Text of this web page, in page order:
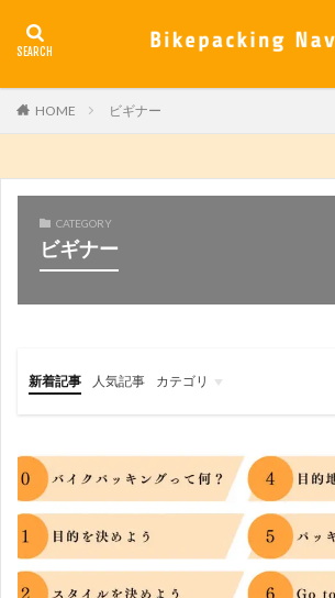
HOME ビギナー
CATEGORY
ビギナー
新着記事 人気記事
カテゴリ
カテゴリー